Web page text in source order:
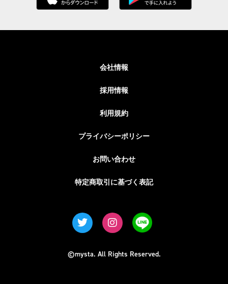
会社情報
採用情報
利用規約
プライバシーポリシー
お問い合わせ
特定商取引に基づく表記
©mysta. All Rights Reserved.